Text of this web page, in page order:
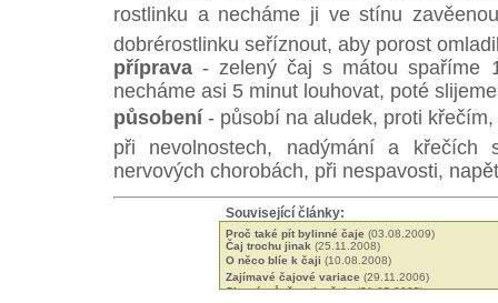
rostlinku a necháme ji ve stínu
dobrérostlinku seříznout, aby porost
příprava - zelený čaj s mátou spaříme
necháme asi 5 minut louhovat, poté
působení- působí na aludek, proti
při nevolnostech, nadýmání a křečích
nervových chorobách, při nespavosti,
Související články:
Proč také pít bylinné čaje (03.08.2009)
Čaj trochu jinak (25.11.2008)
O něco blíe k čaji (10.08.2008)
Zajímavé čajové variace (29.11.2006)
Sloení, vůně a chu čaje(21.05.2005)